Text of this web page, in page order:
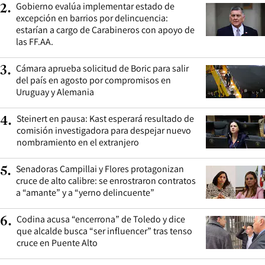
2. Gobierno evalúa implementar estado de
excepción en barrios por delincuencia:
estarían a cargo de Carabineros con apoyo de
las FF.AA.
3. Cámara aprueba solicitud de Boric para salir
del país en agosto por compromisos en
Uruguay y Alemania
4. Steinert en pausa: Kast esperará resultado de
comisión investigadora para despejar nuevo
nombramiento en el extranjero
5. Senadoras Campillai y Flores protagonizan
cruce de alto calibre: se enrostraron contratos
a “amante” y a “yerno delincuente”
6. Codina acusa “encerrona” de Toledo y dice
que alcalde busca “ser influencer” tras tenso
cruce en Puente Alto